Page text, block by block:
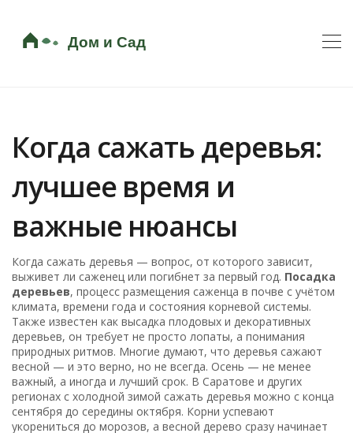
Когда сажать деревья:
лучшее время и
важные нюансы
Когда сажать деревья — вопрос, от которого зависит,
выживет ли саженец или погибнет за первый год. Посадка
деревьев,процесс размещения саженца в почве с учётом
климата, времени года и состояния корневой системы.
Также известен каквысадка плодовых и декоративных
деревьев, он требует не просто лопаты, а понимания
природных ритмов. Многие думают, что деревья сажают
весной — и это верно, но не всегда. Осень — не менее
важный, а иногда и лучший срок. В Саратове и других
регионах с холодной зимой сажать деревья можно с конца
сентября до середины октября. Корни успевают
укорениться до морозов, а весной дерево сразу начинает